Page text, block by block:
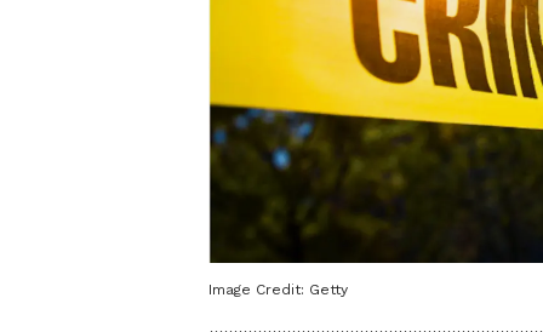
Image Credit: Getty